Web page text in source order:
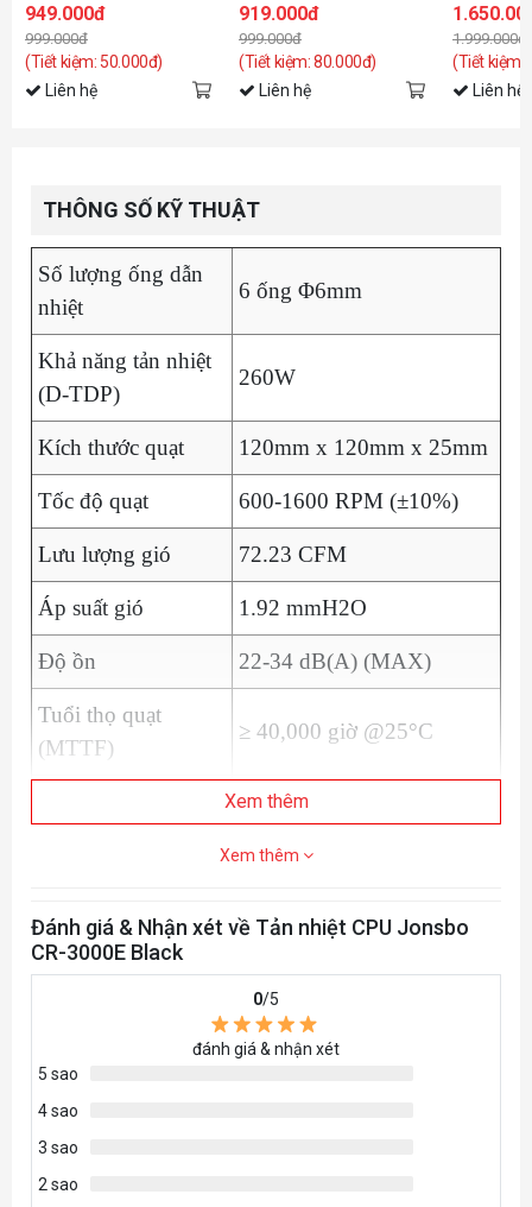
949.000đ
999.000đ
(Tiết kiệm: 50.000đ)
Liên hệ
919.000đ
999.000đ
(Tiết kiệm: 80.000đ)
Liên hệ
1.999.000đ
(Tiết kiệm:
Liên hệ
THÔNG SỐ KỸ THUẬT
Số lượng ống dẫn
nhiệt
6 ống Φ6mm
Khả năng tản nhiệt
(D-TDP)
260W
Kích thước quạt 120mm x 120mm x 25mm
Tốc độ quạt 600-1600 RPM (±10%)
Lưu lượng gió 72.23 CFM
Áp suất gió 1.92 mmH2O
Độ ồn 22-34 dB(A) (MAX)
Tuổi thọ quạt
(MTTF)
≥ 40,000 giờ @25°C
4PIN PWM
Điện áp định mức 12V DC
2.88W (MAX)
Socket tương thích
Intel: LGA 115X / 1200 /
Xem thêm
Xem thêm
Đánh giá & Nhận xét về Tản nhiệt CPU Jonsbo
CR-3000E Black
0/5
đánh giá & nhận xét
5 sao
4 sao
3 sao
2 sao